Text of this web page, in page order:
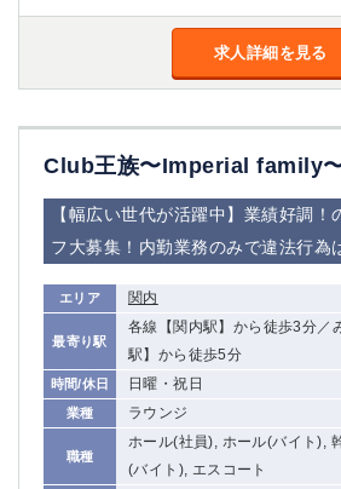
求人詳細を見る
Club王族〜Imperial family
【幅広い世代が活躍中】業績好調！
フ大募集！内勤業務のみで違法行為
エリア 関内
最寄り駅
各線【関内駅】から徒歩3分／
駅】から徒歩5分
時間/休日 日曜・祝日
業種 ラウンジ
職種
ホール(社員), ホール(バイト),
(バイト), エスコート
五井
本厚木
新横浜
藤沢
平塚
武蔵小杉
橋本
小田原
横浜・桜木町
関内・馬車道・日ノ出町
茅ヶ崎
大船
厚木
桜木町